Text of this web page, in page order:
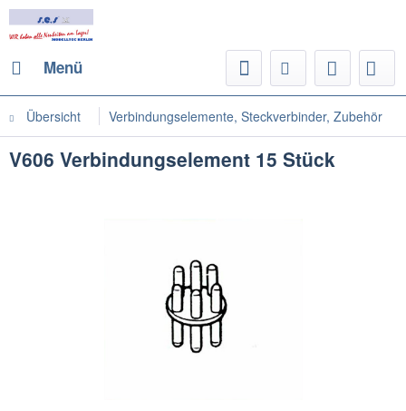
Menü
Übersicht Verbindungselemente, Steckverbinder, Zubehör
V606 Verbindungselement 15 Stück